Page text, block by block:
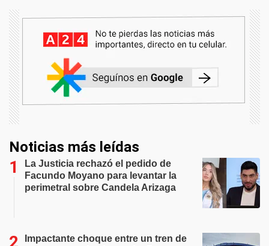
Noticias más leídas
La Justicia rechazó el pedido de
Facundo Moyano para levantar la
perimetral sobre Candela Arizaga
Impactante choque entre un tren de